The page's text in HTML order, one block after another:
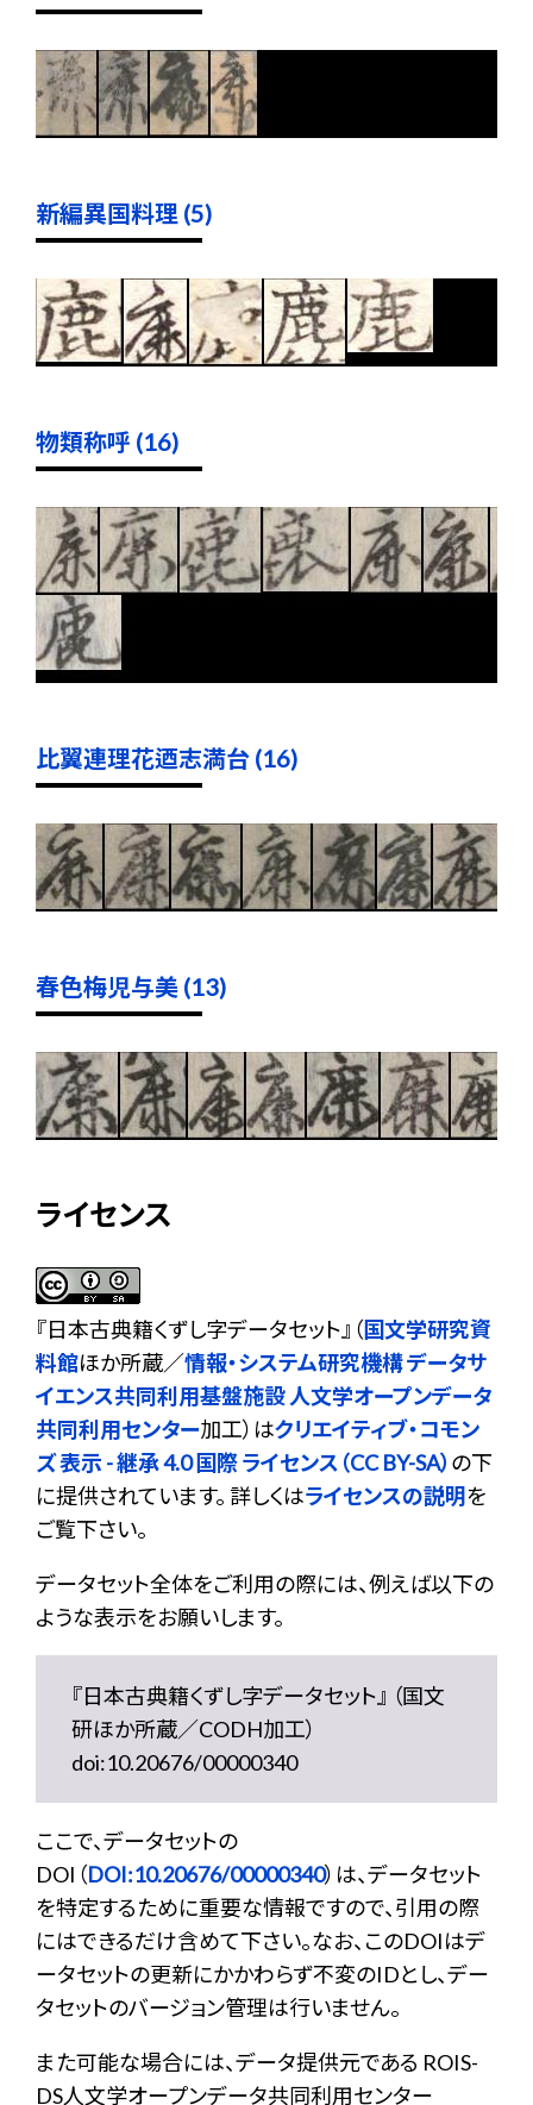
新編異国料理 (5)
物類称呼 (16)
比翼連理花迺志満台 (16)
春色梅児与美 (13)
ライセンス
『日本古典籍くずし字データセット 』（国文学研究資
料館ほか所蔵／情報・システム研究機構 データサ
イエンス共同利用基盤施設 人文学オープンデータ
共同利用センター加工）はクリエイティブ・コモン
ズ 表示 - 継承 4.0 国際 ライセンス（CC BY-SA） の下
に提供されています。 詳しくはライセンスの説明を
ご覧下さい。
データセット全体をご利用の際には、例えば以下の
ような表示をお願いします。
『日本古典籍くずし字データセット』 （国文
研ほか所蔵／CODH加工）
doi:10.20676/00000340
ここで、データセットの
DOI（DOI:10.20676/00000340）は、データセット
を特定するために重要な情報ですので、引用の際
にはできるだけ含めて下さい。なお、このDOIはデ
ータセットの更新にかかわらず不変のIDとし、デー
タセットのバージョン管理は行いません。
また可能な場合には、データ提供元である ROIS-
DS人文学オープンデータ共同利用センター